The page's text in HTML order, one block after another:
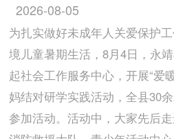
2026-08-05
为扎实做好未成年人关爱保护
境儿童暑期生活，8月4日，永
起社会工作服务中心，开展“爱
妈结对研学实践活动，全县30
参加活动。活动中，大家先后